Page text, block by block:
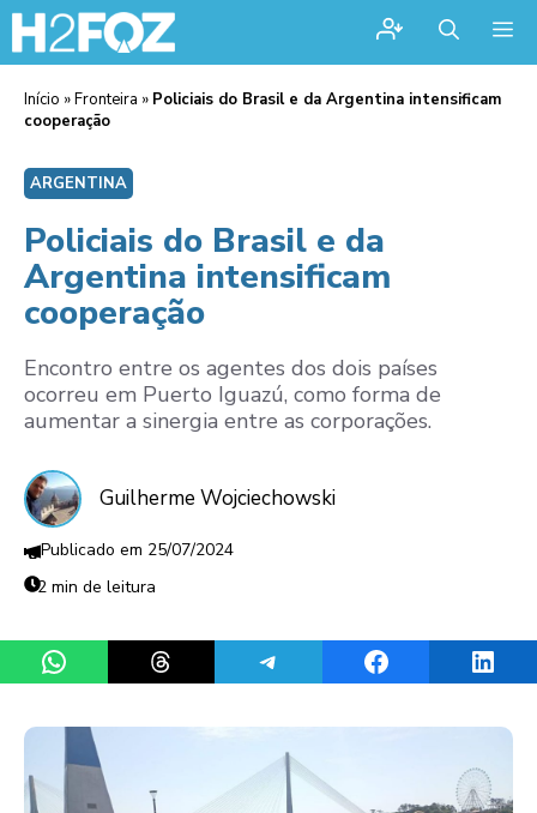
Início »Fronteira » Policiais do Brasil e da Argentina intensificam
cooperação
ARGENTINA
Policiais do Brasil e da
Argentina intensificam
cooperação
Encontro entre os agentes dos dois países
ocorreu em Puerto Iguazú, como forma de
aumentar a sinergia entre as corporações.
Guilherme Wojciechowski
25/07/2024
2 min de leitura
Share on WhatsAppShare on ThreadsShare on TelegramShare on Facebook